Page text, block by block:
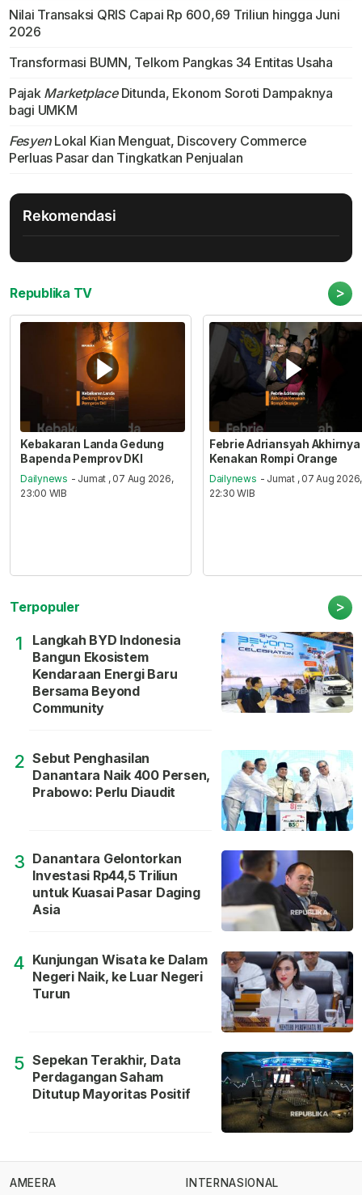
Nilai Transaksi QRIS Capai Rp 600,69 Triliun hingga Juni
2026
Transformasi BUMN, Telkom Pangkas 34 Entitas Usaha
Pajak MarketplaceDitunda, Ekonom Soroti Dampaknya
bagi UMKM
FesyenLokal Kian Menguat, Discovery Commerce
Perluas Pasar dan Tingkatkan Penjualan
Rekomendasi
Republika TV >
Kebakaran Landa Gedung
Bapenda Pemprov DKI
Dailynews - Jumat , 07 Aug 2026,
23:00 WIB
Febrie Adriansyah Akhirnya
Kenakan Rompi Orange
Dailynews - Jumat , 07 Aug 2026,
22:30 WIB
Terpopuler >
1
Langkah BYD Indonesia
Bangun Ekosistem
Kendaraan Energi Baru
Bersama Beyond
Community
2 Sebut Penghasilan
Danantara Naik 400 Persen,
Prabowo: Perlu Diaudit
3 Danantara Gelontorkan
Investasi Rp44,5 Triliun
untuk Kuasai Pasar Daging
Asia
4 Kunjungan Wisata ke Dalam
Negeri Naik, ke Luar Negeri
Turun
5 Sepekan Terakhir, Data
Perdagangan Saham
Ditutup Mayoritas Positif
AMEERA INTERNASIONAL